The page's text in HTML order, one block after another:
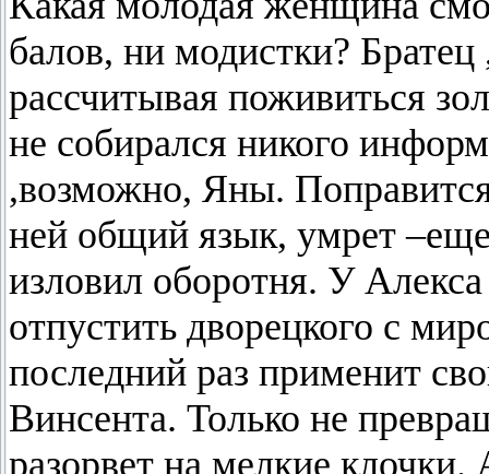
балов, ни модистки?
рассчитывая поживиться
не собирался никого
,возможно, Яны.
ней общий язык, умрет
изловил оборотня. У Алекса
отпустить дворецкого с
последний раз применит
Винсента. Только не
разорвет на мелкие